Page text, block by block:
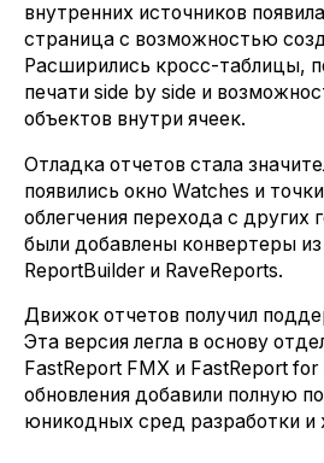
внутренних источников
страница с возможностью
Расширились кросс-таблицы,
печати side by side и
объектов внутри ячеек.
Отладка отчетов стала
появились окно Watches и
облегчения перехода с других
были добавлены конвертеры
ReportBuilder и RaveReports.
Движок отчетов получил
Эта версия легла в основу
FastReport FMX и FastReport
обновления добавили полную
юникодных сред разработки